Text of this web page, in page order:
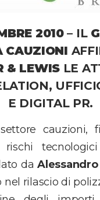
2010– IL
CAUZIONI
& LEWIS LE
E DIGITAL PR.
cauzioni,
rischi
da
nel rilascio di